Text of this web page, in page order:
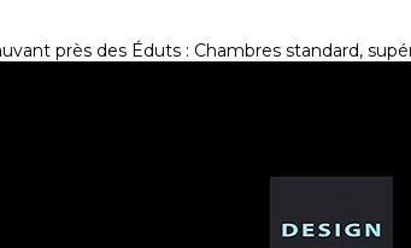
près des Éduts : Chambres standard,